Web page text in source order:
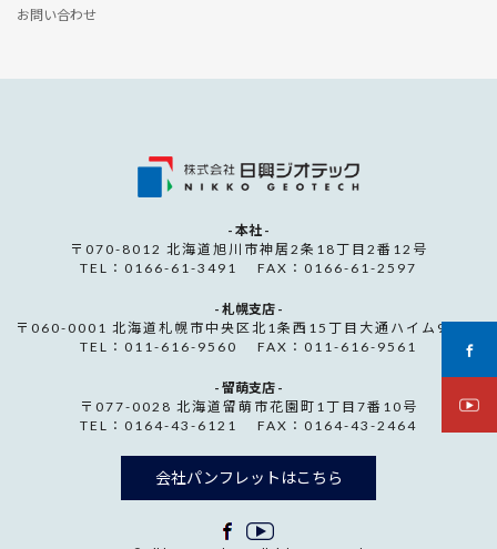
お問い合わせ
- 本社 -
〒070-8012 北海道旭川市神居2条18丁目2番12号
TEL：0166-61-3491 FAX：0166-61-2597
- 札幌支店 -
〒060-0001 北海道札幌市中央区北1条西15丁目大通ハイム907号
TEL：011-616-9560 FAX：011-616-9561
- 留萌支店 -
〒077-0028 北海道留萌市花園町1丁目7番10号
TEL：0164-43-6121 FAX：0164-43-2464
会社パンフレットはこちら